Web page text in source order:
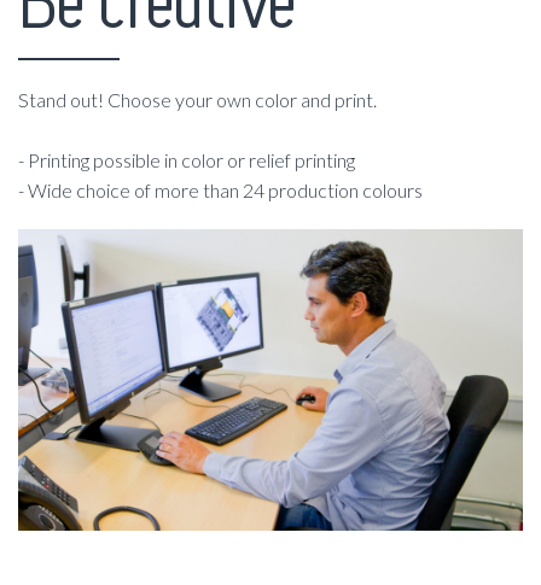
Stand out! Choose your own color and print.
- Printing possible in color or relief printing
- Wide choice of more than 24 production colours